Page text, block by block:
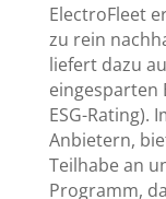
ElectroFleet
zu rein
liefert dazu
eingesparten
ESG-Rating).
Anbietern,
Teilhabe an
Programm,